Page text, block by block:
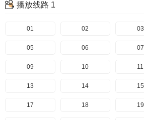
播放线路 1
01 02 03
05 06 07
09 10 11
13 14 15
17 18 19